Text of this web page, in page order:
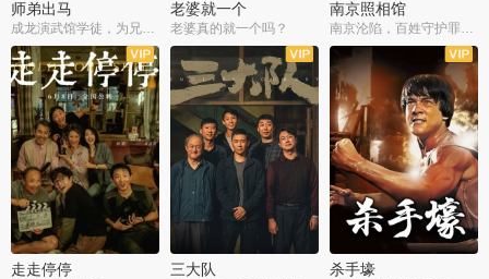
师弟出马
成龙演武馆学徒，为兄搏命战黑道
老婆就一个
老婆真的就一个吗？
南京照相馆
南京沦陷，百姓守护罪证底片
走走停停 三大队 杀手壕